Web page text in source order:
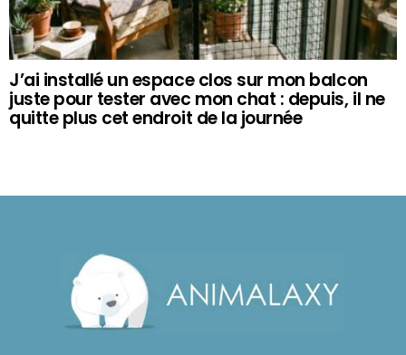
J’ai installé un espace clos sur mon balcon
juste pour tester avec mon chat : depuis, il ne
quitte plus cet endroit de la journée